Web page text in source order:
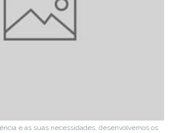
e as suas necessidades, desenvolvemos os